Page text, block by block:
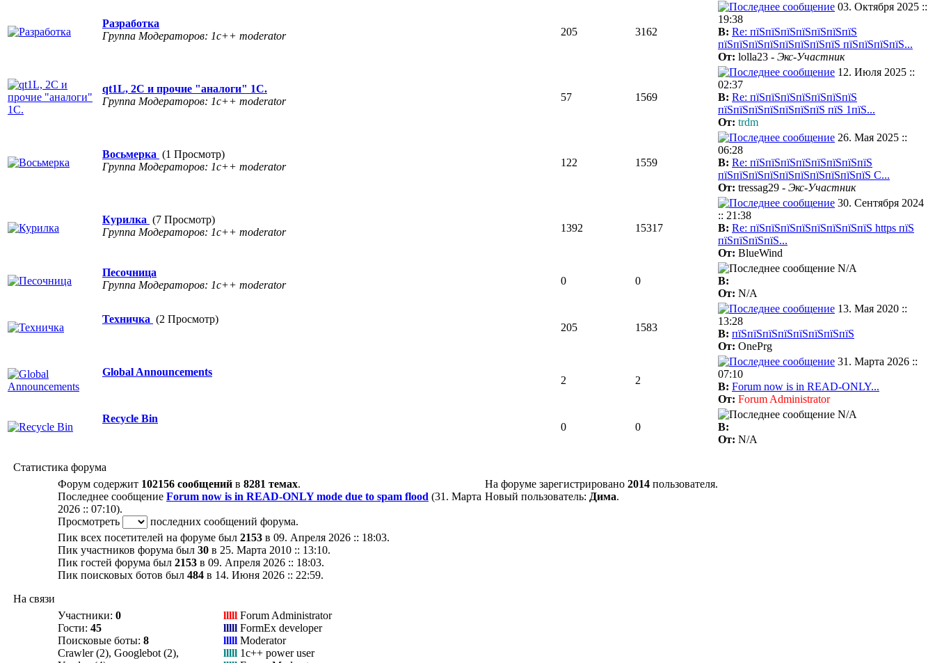
Разработка
Группа Модераторов: 1c++ moderator
205 3162
03. Октября 2025 ::
19:38
В: Re: пїЅпїЅпїЅпїЅпїЅпїЅпїЅ
пїЅпїЅпїЅпїЅпїЅпїЅпїЅпїЅ пїЅпїЅпїЅпїЅ...
От: lolla23 - Экс-Участник
qt1L, 2C и прочие "аналоги" 1С.
Группа Модераторов: 1c++ moderator
57 1569
12. Июля 2025 ::
02:37
В: Re: пїЅпїЅпїЅпїЅпїЅпїЅпїЅ
пїЅпїЅпїЅпїЅпїЅпїЅпїЅ пїЅ 1пїЅ...
От: trdm
Восьмерка (1 Просмотр)
Группа Модераторов: 1c++ moderator
122 1559
26. Мая 2025 ::
06:28
В: Re: пїЅпїЅпїЅпїЅпїЅпїЅпїЅпїЅ
пїЅпїЅпїЅпїЅпїЅпїЅпїЅпїЅпїЅпїЅ C...
От: tressag29 - Экс-Участник
Курилка (7 Просмотр)
Группа Модераторов: 1c++ moderator
1392 15317
30. Сентября 2024
:: 21:38
В: Re: пїЅпїЅпїЅпїЅпїЅпїЅпїЅпїЅ https пїЅ
пїЅпїЅпїЅпїЅ...
От: BlueWind
Песочница
Группа Модераторов: 1c++ moderator
0 0
N/A
В:
От: N/A
Техничка (2 Просмотр)
205 1583
13. Мая 2020 ::
13:28
В: пїЅпїЅпїЅпїЅпїЅпїЅпїЅпїЅ
От: OnePrg
Global Announcements
2 2
31. Марта 2026 ::
07:10
В: Forum now is in READ-ONLY...
От: Forum Administrator
Recycle Bin
0 0
N/A
В:
От: N/A
Статистика форума
Форум содержит 102156 сообщений в 8281 темах.
Последнее сообщение Forum now is in READ-ONLY mode due to spam flood (31. Марта
2026 :: 07:10).
Просмотреть
последних сообщений форума.
На форуме зарегистрировано2014 пользователя.
Новый пользователь: Дима.
Пик всех посетителей на форуме был 2153 в 09. Апреля 2026 :: 18:03.
Пик участников форума был 30 в 25. Марта 2010 :: 13:10.
Пик гостей форума был 2153 в 09. Апреля 2026 :: 18:03.
Пик поисковых ботов был 484 в 14. Июня 2026 :: 22:59.
На связи
Участники: 0
Гости: 45
Поисковые боты: 8
Crawler (2), Googlebot (2),
lllllForum Administrator
lllllFormEx developer
lllllModerator
lllll1c++ power user